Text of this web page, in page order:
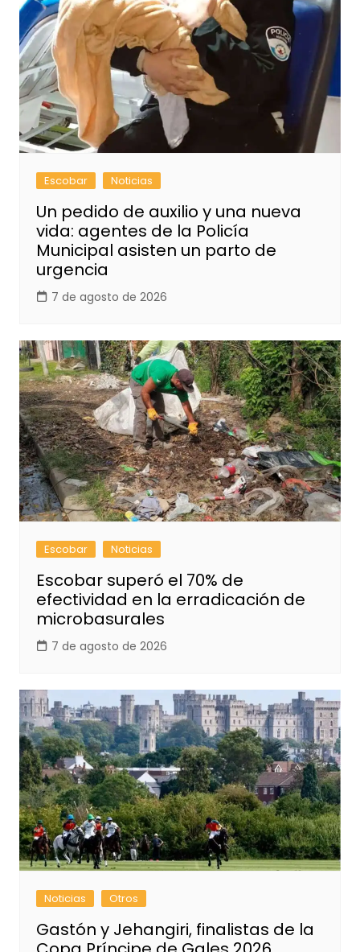
Escobar Noticias
Un pedido de auxilio y una nueva
vida: agentes de la Policía
Municipal asisten un parto de
urgencia
7 de agosto de 2026
Escobar Noticias
Escobar superó el 70% de
efectividad en la erradicación de
microbasurales
7 de agosto de 2026
Noticias Otros
Gastón y Jehangiri, finalistas de la